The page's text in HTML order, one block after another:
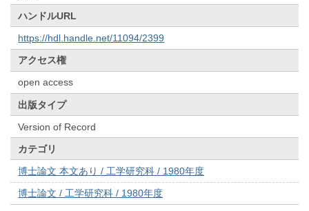
ハンドルURL
https://hdl.handle.net/11094/2399
アクセス権
open access
出版タイプ
Version of Record
カテゴリ
博士論文 本文あり / 工学研究科 / 1980年度
博士論文 / 工学研究科 / 1980年度